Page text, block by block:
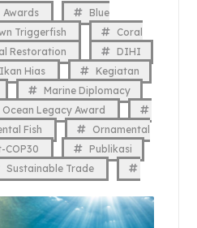
Awards
Blue
Triggerfish
Coral
Restoration
DIHI
Ikan Hias
Kegiatan
Marine Diplomacy
Ocean Legacy Award
Fish
Ornamental
COP30
Publikasi
Sustainable Trade